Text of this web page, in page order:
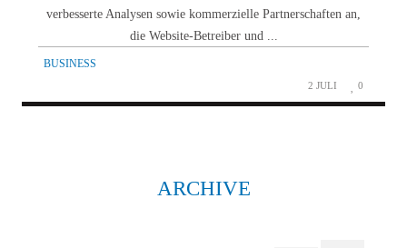
verbesserte Analysen sowie kommerzielle Partnerschaften an,
die Website-Betreiber und ...
BUSINESS
2 JULI 0
ARCHIVE